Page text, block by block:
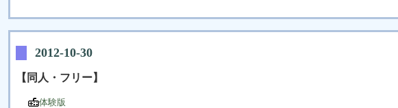
2012-10-30
【同人・フリー】
体験版